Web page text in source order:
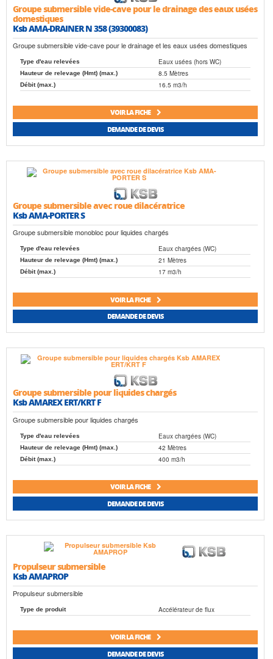
Groupe submersible vide-cave pour le drainage des eaux usées
domestiques
Ksb AMA-DRAINER N 358 (39300083)
Groupe submersible vide-cave pour le drainage et les eaux usées domestiques
Type d'eau relevées Eaux usées (hors WC)
Hauteur de relevage (Hmt) (max.) 8.5 Mètres
Débit (max.) 16.5 m3/h
VOIR LA FICHE
DEMANDE DE DEVIS
Groupe submersible avec roue dilacératrice
Ksb AMA-PORTER S
Groupe submersible monobloc pour liquides chargés
Type d'eau relevées Eaux chargées (WC)
Hauteur de relevage (Hmt) (max.) 21 Mètres
Débit (max.) 17 m3/h
VOIR LA FICHE
DEMANDE DE DEVIS
Groupe submersible pour liquides chargés
Ksb AMAREX ERT/KRT F
Groupe submersible pour liquides chargés
Type d'eau relevées Eaux chargées (WC)
Hauteur de relevage (Hmt) (max.) 42 Mètres
Débit (max.) 400 m3/h
VOIR LA FICHE
DEMANDE DE DEVIS
Propulseur submersible
Ksb AMAPROP
Propulseur submersible
Type de produit Accélérateur de flux
VOIR LA FICHE
DEMANDE DE DEVIS